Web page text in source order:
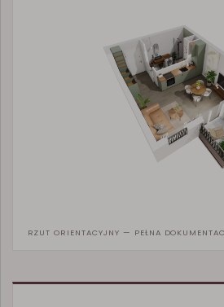
RZUT ORIENTACYJNY — PEŁNA